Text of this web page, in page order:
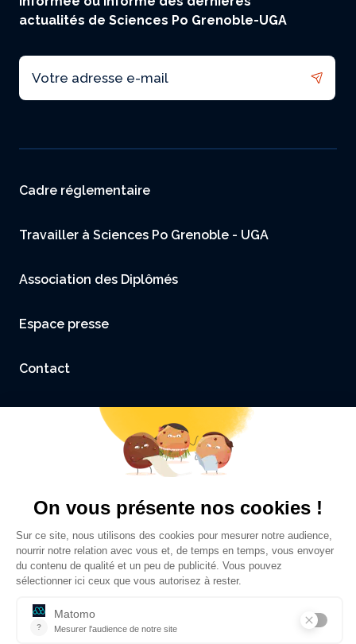
actualités de Sciences Po Grenoble-UGA
Email
Menu footer
Cadre réglementaire
Travailler à Sciences Po Grenoble - UGA
Association des Diplômés
Espace presse
Contact
Accessibilité : non conforme
Mentions légales et Crédits
Politique de confidentialité